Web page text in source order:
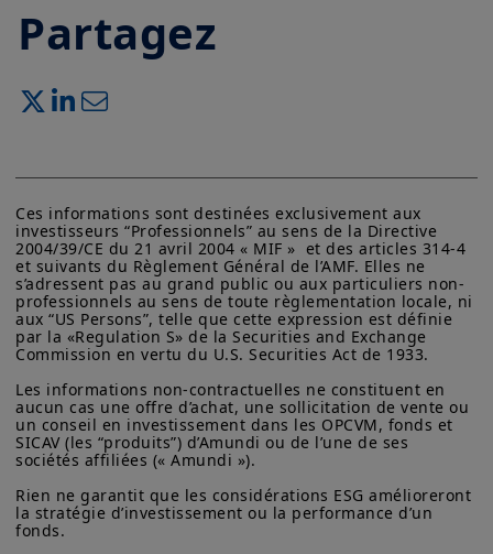
Partagez
Ces informations sont destinées exclusivement aux
investisseurs “Professionnels” au sens de la Directive
2004/39/CE du 21 avril 2004 « MIF »  et des articles 314-4
et suivants du Règlement Général de l’AMF. Elles ne
s’adressent pas au grand public ou aux particuliers non-
professionnels au sens de toute règlementation locale, ni
aux “US Persons”, telle que cette expression est définie
par la «Regulation S» de la Securities and Exchange
Commission en vertu du U.S. Securities Act de 1933.
Les informations non-contractuelles ne constituent en
aucun cas une offre d’achat, une sollicitation de vente ou
un conseil en investissement dans les OPCVM, fonds et
SICAV (les “produits”) d’Amundi ou de l’une de ses
sociétés affiliées (« Amundi »).
Rien ne garantit que les considérations ESG amélioreront
la stratégie d’investissement ou la performance d’un
fonds.